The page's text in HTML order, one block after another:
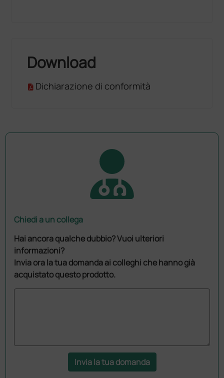
Download
Dichiarazione di conformità
Chiedi a un collega
Hai ancora qualche dubbio? Vuoi ulteriori
informazioni?
Invia ora la tua domanda ai colleghi che hanno già
acquistato questo prodotto.
Invia la tua domanda